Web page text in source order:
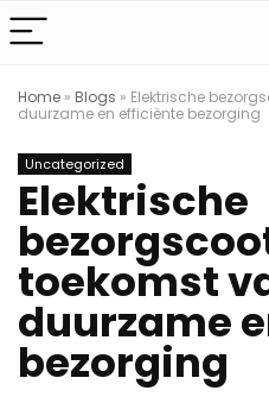
Home » Blogs » Elektrische
duurzame en efficiënte bezorging
Uncategorized
Elektrische
toekomst
duurzame
bezorging